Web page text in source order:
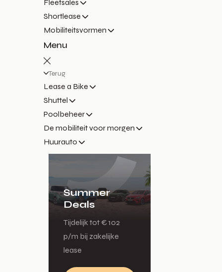
Fleetsales
Shortlease
Mobiliteitsvormen
Menu
Terug
Lease a Bike
Shuttel
Poolbeheer
De mobiliteit voor morgen
Huurauto
Summer
Deals
Tijdelijk tot € 102
p/m bij zakelijke
lease